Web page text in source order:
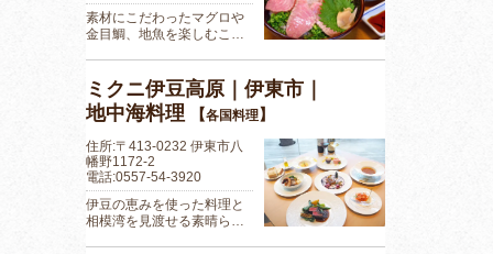
素材にこだわったマグロや
金目鯛、地魚を楽しむこ…
ミクニ伊豆高原｜伊東市｜
地中海料理
【各国料理】
住所:〒413-0232 伊東市八
幡野1172-2
電話:0557-54-3920
伊豆の恵みを使った料理と
相模湾を見渡せる素晴ら…